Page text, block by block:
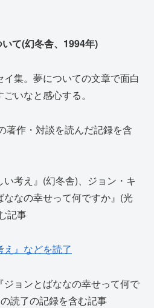
て(幻冬舎、1994年)
イ集。夢についての文章で面白
いなと感心する。
著作・対談を読んだ記録を含
考え』(幻冬舎)、ジョン・キ
なの幸せって何ですか』(光
記事
』などを読了
ジョンとばななの幸せって何で
読了の記録を含む記事